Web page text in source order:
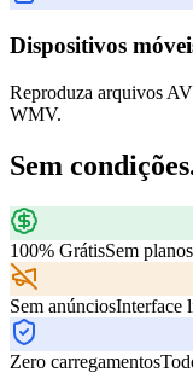
Dispositivos
Reproduza arquivos
WMV.
Sem
100% GrátisSem
Sem anúnciosInterface
Zero carregamentos